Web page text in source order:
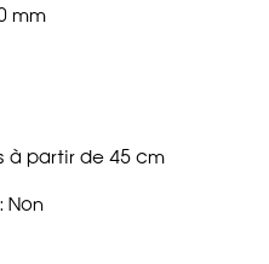
mm
à partir de 45 cm
Non